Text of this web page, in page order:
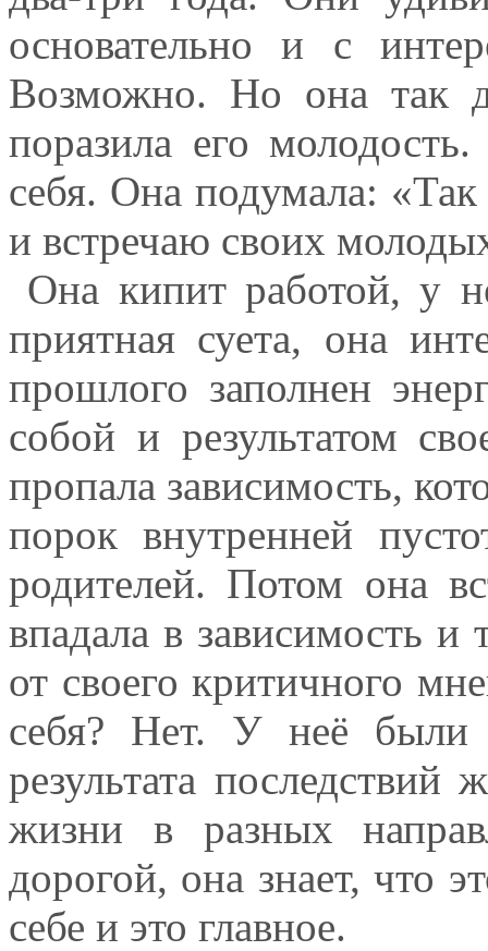
основательно и с
Возможно. Но она так
поразила его
себя. Она подумала:
и встречаю своих
Она кипит работой, у
приятная суета, она
прошлого заполнен
собой и результатом
пропала зависимость,
порок внутренней
родителей. Потом она
впадала в зависимость и
от своего критичного
себя? Нет. У неё были
результата
жизни в разных
дорогой, она знает, что
себе и это главное.